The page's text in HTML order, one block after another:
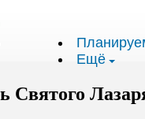
Ещё
Святого